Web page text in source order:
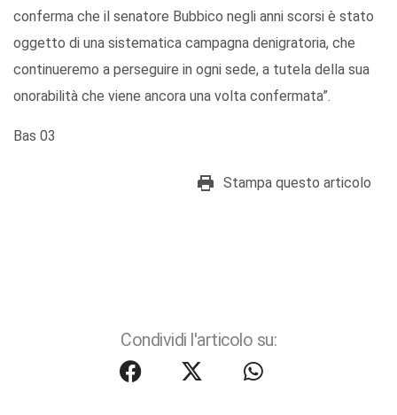
conferma che il senatore Bubbico negli anni scorsi è stato
oggetto di una sistematica campagna denigratoria, che
continueremo a perseguire in ogni sede, a tutela della sua
onorabilità che viene ancora una volta confermata”.
Bas 03
Stampa questo articolo
Condividi l'articolo su: